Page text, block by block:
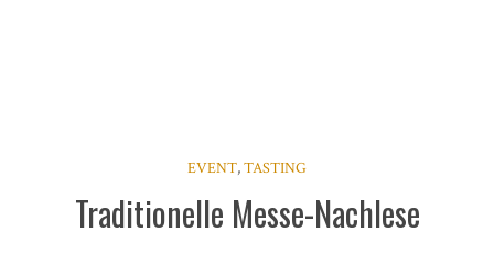
EVENT,TASTING
Traditionelle Messe-Nachlese